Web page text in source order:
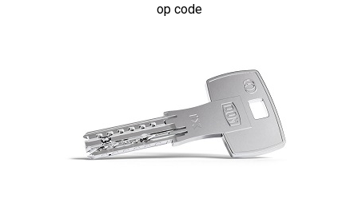
op code